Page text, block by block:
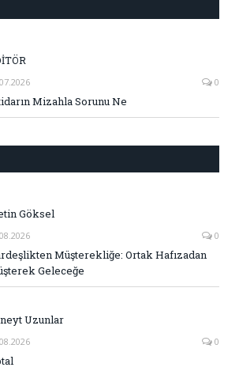
0
Mizahla Sorunu Ne
Göksel
0
Müşterekliğe: Ortak Hafızadan
Geleceğe
Uzunlar
0